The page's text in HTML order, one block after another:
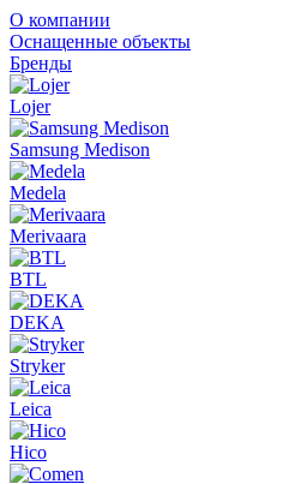
О компании
Оснащенные объекты
Бренды
Lojer
Samsung Medison
Medela
Merivaara
BTL
DEKA
Stryker
Leica
Hico